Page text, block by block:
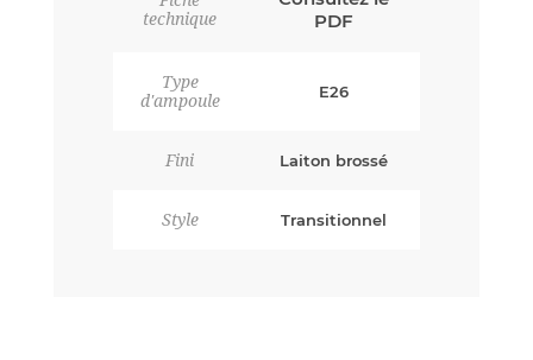
technique
PDF
Type
d'ampoule
E26
Fini Laiton brossé
Style Transitionnel